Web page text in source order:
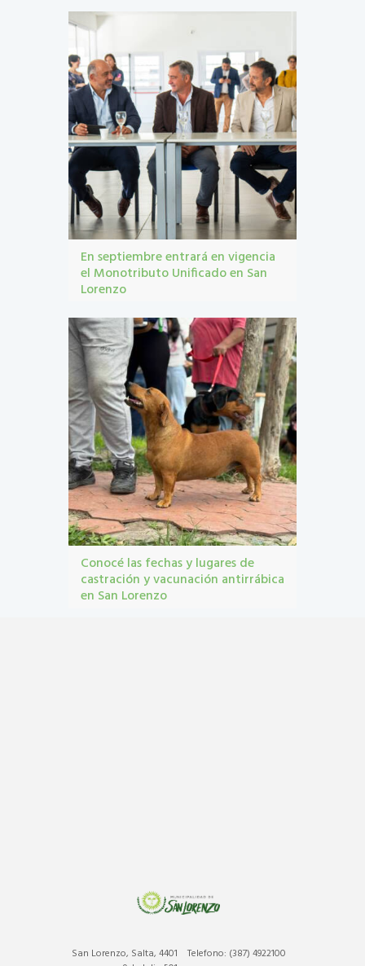
En septiembre entrará en vigencia
el Monotributo Unificado en San
Lorenzo
Unificado
Conocé las fechas y lugares de
castración y vacunación antirrábica
en San Lorenzo
Telefono: (387) 4922100
San Lorenzo, Salta, 4401